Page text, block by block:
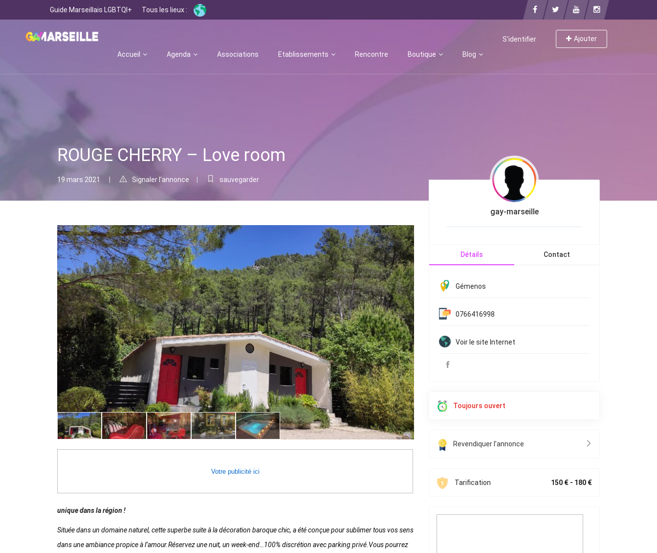
Guide Marseillais LGBTQI+ Tous les lieux :
S'identifier
Ajouter
Accueil
Agenda Associations Etablissements Rencontre Boutique Blog
ROUGE CHERRY – Love room
19 mars 2021 Signaler l'annonce sauvegarder
Votre publicité ici
unique dans la région !
Située dans un domaine naturel, cette superbe suite à la décoration baroque chic, a été conçue pour sublimer tous vos sens
dans une ambiance propice à l’amour.Réservez une nuit, un week-end… 100% discrétion avec parking privé. Vous pourrez
gay-marseille
Détails Contact
Gémenos
0766416998
Voir le site Internet
Toujours ouvert
Revendiquer l’annonce
Tarification 150 € - 180 €